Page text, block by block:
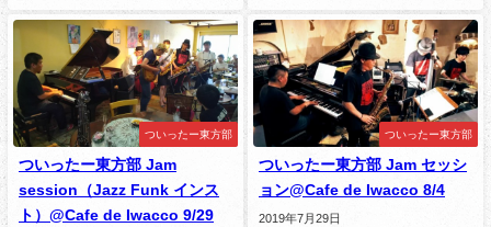
ついったー東方部
ついったー東方部 Jam
session（Jazz Funk インス
ト）@Cafe de Iwacco 9/29
ついったー東方部
ついったー東方部 Jam セッシ
ョン@Cafe de Iwacco 8/4
2019年7月29日